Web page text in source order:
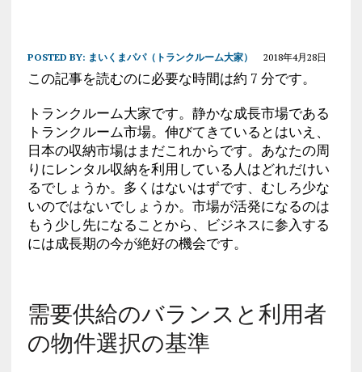
POSTED BY: まいくまパパ（トランクルーム大家） 2018年4月28日
この記事を読むのに必要な時間は約 7 分です。
トランクルーム大家です。静かな成長市場である
トランクルーム市場。伸びてきているとはいえ、
日本の収納市場はまだこれからです。あなたの周
りにレンタル収納を利用している人はどれだけい
るでしょうか。多くはないはずです、むしろ少な
いのではないでしょうか。市場が活発になるのは
もう少し先になることから、ビジネスに参入する
には成長期の今が絶好の機会です。
需要供給のバランスと利用者
の物件選択の基準